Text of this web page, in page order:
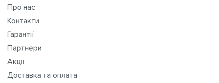
Про нас
Контакти
Гарантії
Партнери
Акції
Доставка та оплата